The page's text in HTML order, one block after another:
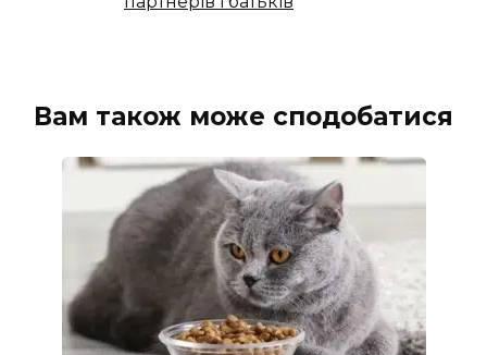
Вам також може сподобатися